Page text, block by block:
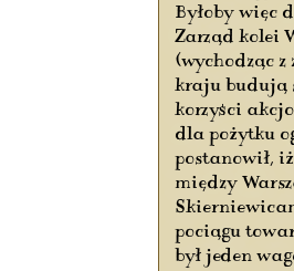
Byłoby więc
Zarząd kolei
(wychodząc z
kraju budują
korzyści
dla pożytku
postanowił,
między
pociągu
był jeden